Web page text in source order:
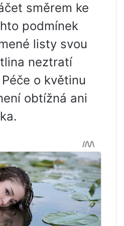
směrem ke
podmínek
listy svou
neztratí
o květinu
obtížná ani